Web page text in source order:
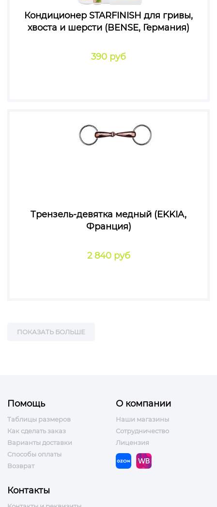
Кондиционер STARFINISH для гривы,
хвоста и шерсти (BENSE, Германия)
390 руб
Трензель-девятка медный (EKKIA,
Франция)
2 840 руб
ПОКАЗАТЬ БОЛЬШЕ
Помощь
Таблицы размеров
Как сделать заказ
Варианты доставки
Способы оплаты
Возврат
О компании
Наши магазины
Сотрудничество
Лицензия
Контакты